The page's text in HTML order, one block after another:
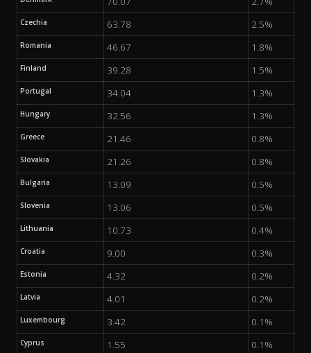
Czechia 63.78 2.5%
Romania 46.67 1.8%
Finland 39.28 1.5%
Portugal 34.04 1.3%
Hungary 32.56 1.3%
Greece 21.46 0.8%
Slovakia 21.26 0.8%
Bulgaria 13.09 0.5%
Slovenia 13.06 0.5%
Lithuania 10.73 0.4%
Croatia 9.00 0.3%
Estonia 4.32 0.2%
Latvia 4.01 0.2%
Luxembourg 3.42 0.1%
Cyprus 1.55 0.1%